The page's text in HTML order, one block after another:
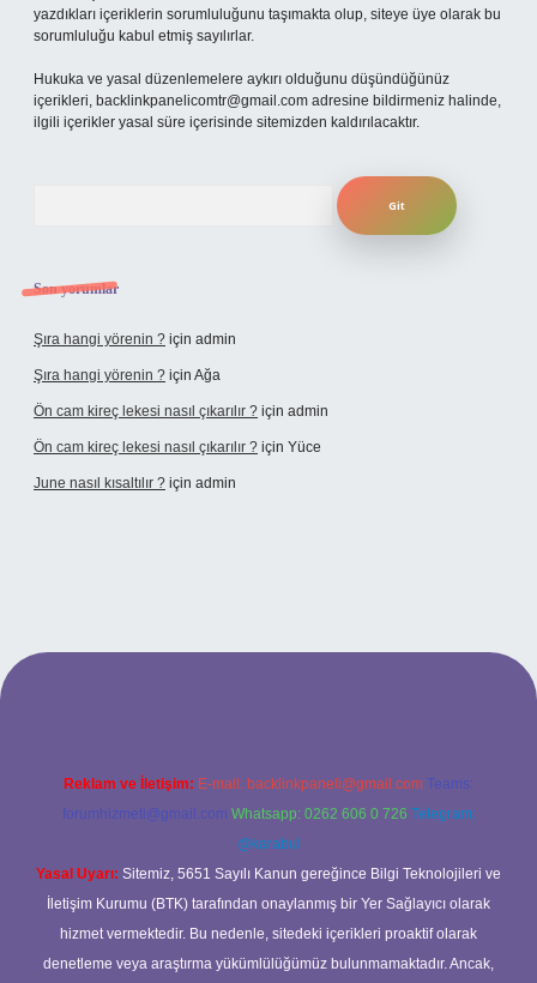
yazdıkları içeriklerin sorumluluğunu taşımakta olup, siteye üye olarak bu
sorumluluğu kabul etmiş sayılırlar.
Hukuka ve yasal düzenlemelere aykırı olduğunu düşündüğünüz
içerikleri, backlinkpanelicomtr@gmail.com adresine bildirmeniz halinde,
ilgili içerikler yasal süre içerisinde sitemizden kaldırılacaktır.
Son yorumlar
Şıra hangi yörenin ? için admin
Şıra hangi yörenin ? için Ağa
Ön cam kireç lekesi nasıl çıkarılır ? için admin
Ön cam kireç lekesi nasıl çıkarılır ? için Yüce
June nasıl kısaltılır ? için admin
giriş
Reklam ve İletişim: E-mail: backlinkpaneli@gmail.com Teams:
forumhizmeti@gmail.com Whatsapp: 0262 606 0 726 Telegram:
@karabul
Yasal Uyarı: Sitemiz, 5651 Sayılı Kanun gereğince Bilgi Teknolojileri ve
İletişim Kurumu (BTK) tarafından onaylanmış bir Yer Sağlayıcı olarak
hizmet vermektedir. Bu nedenle, sitedeki içerikleri proaktif olarak
denetleme veya araştırma yükümlülüğümüz bulunmamaktadır. Ancak,